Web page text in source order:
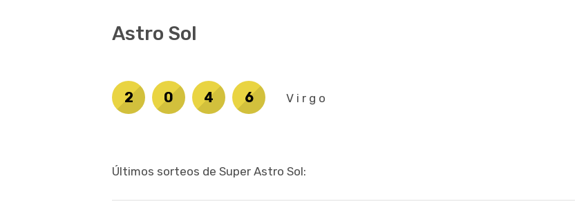
Astro Sol
2 0 4 6 Virgo
Últimos sorteos de Super Astro Sol: